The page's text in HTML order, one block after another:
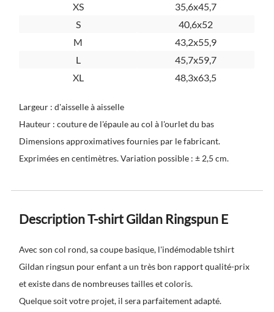
XS
35,6x45,7
S
40,6x52
M
43,2x55,9
L
45,7x59,7
XL
48,3x63,5
Largeur : d'aisselle à aisselle
Hauteur : couture de l'épaule au col à l'ourlet du bas
Dimensions approximatives fournies par le fabricant.
Exprimées en centimètres. Variation possible : ± 2,5 cm.
Description T-shirt Gildan Ringspun E
Avec son col rond, sa coupe basique, l'indémodabletshirt
Gildan ringsun pour enfanta un très bon rapport qualité-prix
et existe dans de nombreuses tailles et coloris.
Quelque soit votre projet, il sera parfaitement adapté.